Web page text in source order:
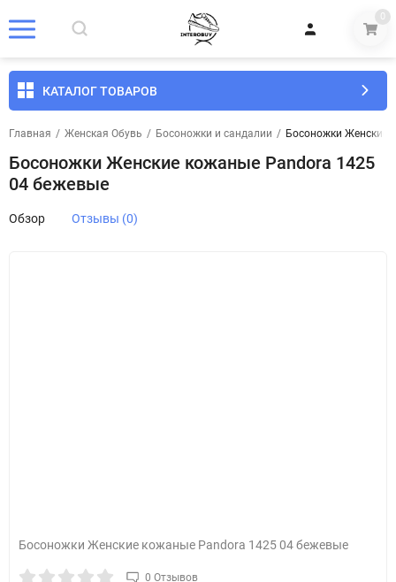
0
КАТАЛОГ ТОВАРОВ
Главная / Женская Обувь / Босоножки и сандалии / Босоножки Женские
Босоножки Женские кожаные Pandora 1425
04 бежевые
Обзор Отзывы (0)
Босоножки Женские кожаные Pandora 1425 04 бежевые
0 Отзывов